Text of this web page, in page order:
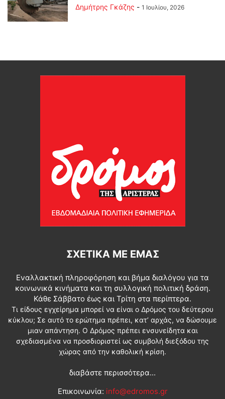
Δημήτρης Γκάζης - 1 Ιουλίου, 2026
ΣΧΕΤΙΚΆ ΜΕ ΕΜΆΣ
Εναλλακτική πληροφόρηση και βήμα διαλόγου για τα
κοινωνικά κινήματα και τη συλλογική πολιτική δράση.
Κάθε Σάββατο έως και Τρίτη στα περίπτερα.
Τι είδους εγχείρημα μπορεί να είναι ο Δρόμος του δεύτερου
κύκλου; Σε αυτό το ερώτημα πρέπει, κατ’ αρχάς, να δώσουμε
μιαν απάντηση. Ο Δρόμος πρέπει ενσυνείδητα και
σχεδιασμένα να προσδιοριστεί ως συμβολή διεξόδου της
χώρας από την καθολική κρίση.
διαβάστε περισσότερα...
Επικοινωνία: info@edromos.gr